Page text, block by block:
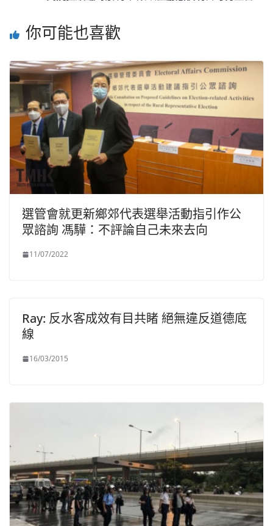
你可能也喜歡
選管會就更新鄉郊代表選舉活動指引作公
眾諮詢 馮驊：不評論自己未來去向
11/07/2022
Ray: 反水客成效有目共睹 絕無違反道德底
線
16/03/2015